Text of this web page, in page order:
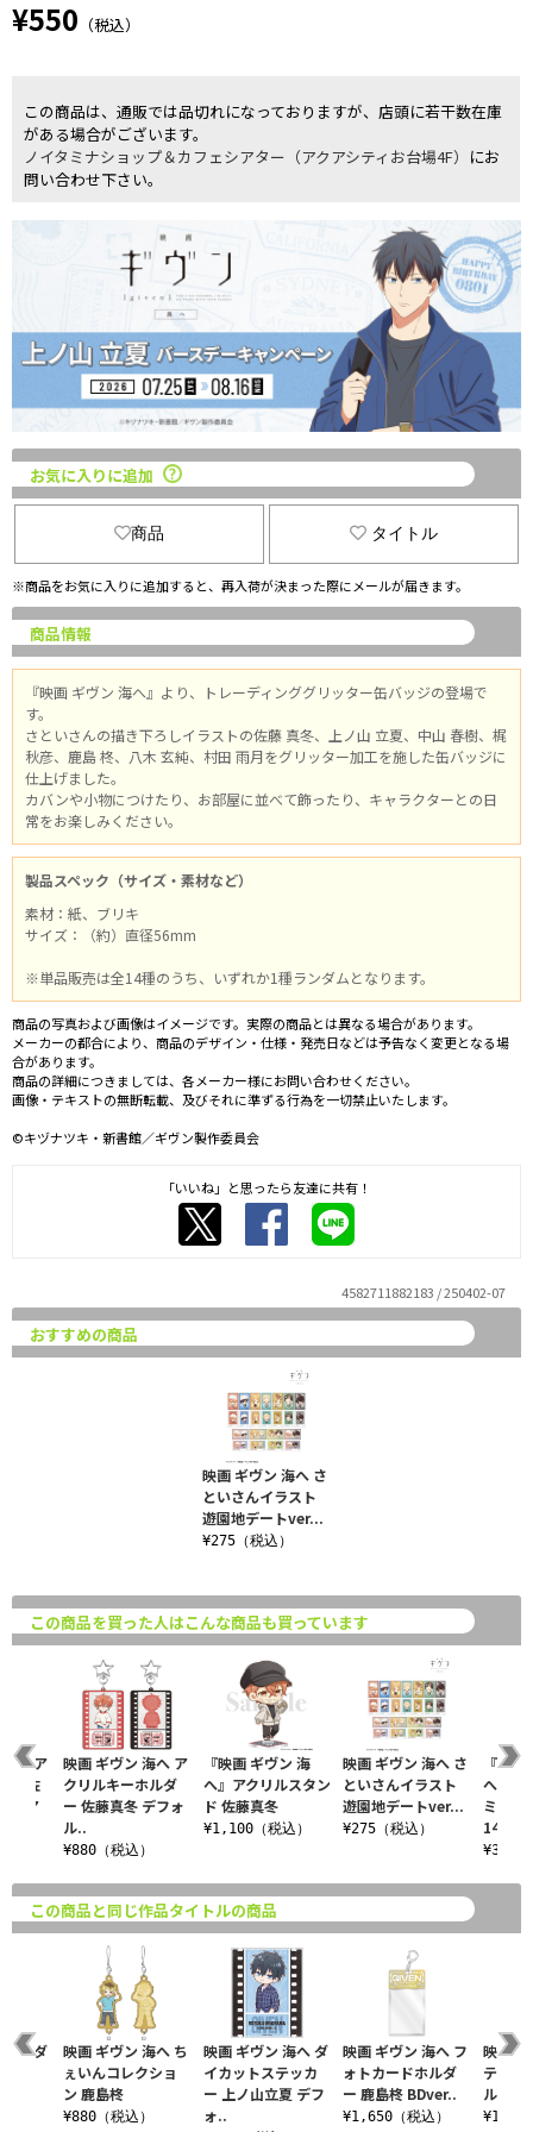
¥550 （税込）
この商品は、通販では品切れになっておりますが、店頭に若干数在庫
がある場合がございます。
ノイタミナショップ＆カフェシアター（アクアシティお台場4F） にお
問い合わせ下さい。
お気に入りに追加
商品 タイトル
※商品をお気に入りに追加すると、再入荷が決まった際にメールが届きます。
商品情報
『映画 ギヴン 海へ』より、トレーディンググリッター缶バッジの登場で
す。
さといさんの描き下ろしイラストの佐藤 真冬、上ノ山 立夏、中山 春樹、梶
秋彦、鹿島 柊、八木 玄純、村田 雨月をグリッター加工を施した缶バッジに
仕上げました。
カバンや小物につけたり、お部屋に並べて飾ったり、キャラクターとの日
常をお楽しみください。
製品スペック（サイズ・素材など）
素材：紙、ブリキ
サイズ：（約）直径56mm
※単品販売は全14種のうち、いずれか1種ランダムとなります。
商品の写真および画像はイメージです。実際の商品とは異なる場合があります。
メーカーの都合により、商品のデザイン・仕様・発売日などは予告なく変更となる場
合があります。
商品の詳細につきましては、各メーカー様にお問い合わせください。
画像・テキストの無断転載、及びそれに準ずる行為を一切禁止いたします。
©キヅナツキ・新書館／ギヴン製作委員会
「いいね」と思ったら友達に共有！
4582711882183 / 250402-07
おすすめの商品
映画 ギヴン 海へ さ
といさんイラスト
遊園地デートver...
¥275（税込）
この商品を買った人はこんな商品も買っています
『映画 ギヴン 海
へ』アクリルスタン
ド 佐藤真冬
¥1,100（税込）
映画 ギヴン 海へ さ
といさんイラスト
遊園地デートver...
¥275（税込）
『映
へ』ト
ミニブ
14種
¥330
へ ア
ド 佐
ベア
映画 ギヴン 海へ ア
クリルキーホルダ
ー 佐藤真冬 デフォ
ル..
¥880（税込）
この商品と同じ作品タイトルの商品
映画 ギヴン 海へ ダ
イカットステッカ
ー 上ノ山立夏 デフ
ォ..
映画 ギヴン 海へ フ
ォトカードホルダ
ー 鹿島柊 BDver..
¥1,650（税込）
映画
ティッ
ルダー
¥1,650
へ ダ
映画 ギヴン 海へ ち
ぇいんコレクショ
ン 鹿島柊
¥880（税込）